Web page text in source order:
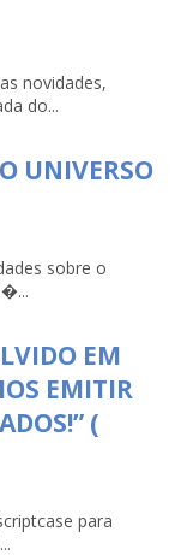
novidades,
do...
UNIVERSO
sobre o
EM
EMITIR
(
para